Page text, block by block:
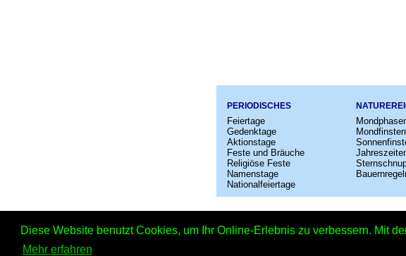
Diese Website benutzt Cookies, um Ihr Online-Erlebnis zu verbessern. Mit
Mehr erfahren
PERIODISCHES
Feiertage
Gedenktage
Aktionstage
Feste und Bräuche
Religiöse Feste
Namenstage
Nationalfeiertage
Internationaler